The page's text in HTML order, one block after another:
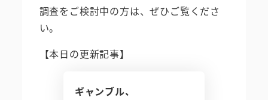
調査をご検討中の方は、ぜひご覧くださ
い。
【本日の更新記事】
ギャンブル、